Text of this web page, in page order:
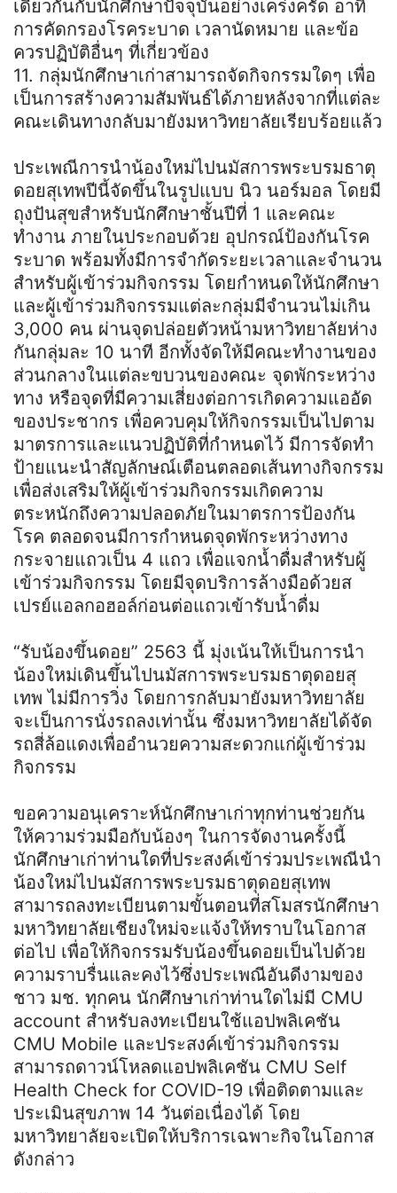
เดียวกันกับนักศึกษาปัจจุบันอย่างเคร่งครัด อาทิ
การคัดกรองโรคระบาด เวลานัดหมาย และข้อ
ควรปฏิบัติอื่นๆ ที่เกี่ยวข้อง
11. กลุ่มนักศึกษาเก่าสามารถจัดกิจกรรมใดๆ เพื่อ
เป็นการสร้างความสัมพันธ์ได้ภายหลังจากที่แต่ละ
คณะเดินทางกลับมายังมหาวิทยาลัยเรียบร้อยแล้ว
ประเพณีการนำน้องใหม่ไปนมัสการพระบรมธาตุ
ดอยสุเทพปีนี้จัดขึ้นในรูปแบบ นิว นอร์มอล โดยมี
ถุงปันสุขสำหรับนักศึกษาชั้นปีที่ 1 และคณะ
ทำงาน ภายในประกอบด้วย อุปกรณ์ป้องกันโรค
ระบาด พร้อมทั้งมีการจำกัดระยะเวลาและจำนวน
สำหรับผู้เข้าร่วมกิจกรรม โดยกำหนดให้นักศึกษา
และผู้เข้าร่วมกิจกรรมแต่ละกลุ่มมีจำนวนไม่เกิน
3,000 คน ผ่านจุดปล่อยตัวหน้ามหาวิทยาลัยห่าง
กันกลุ่มละ 10 นาที อีกทั้งจัดให้มีคณะทำงานของ
ส่วนกลางในแต่ละขบวนของคณะ จุดพักระหว่าง
ทาง หรือจุดที่มีความเสี่ยงต่อการเกิดความแออัด
ของประชากร เพื่อควบคุมให้กิจกรรมเป็นไปตาม
มาตรการและแนวปฏิบัติที่กำหนดไว้ มีการจัดทำ
ป้ายแนะนำสัญลักษณ์เตือนตลอดเส้นทางกิจกรรม
เพื่อส่งเสริมให้ผู้เข้าร่วมกิจกรรมเกิดความ
ตระหนักถึงความปลอดภัยในมาตรการป้องกัน
โรค ตลอดจนมีการกำหนดจุดพักระหว่างทาง
กระจายแถวเป็น 4 แถว เพื่อแจกน้ำดื่มสำหรับผู้
เข้าร่วมกิจกรรม โดยมีจุดบริการล้างมือด้วยส
เปรย์แอลกอฮอล์ก่อนต่อแถวเข้ารับน้ำดื่ม
“รับน้องขึ้นดอย” 2563 นี้ มุ่งเน้นให้เป็นการนำ
น้องใหม่เดินขึ้นไปนมัสการพระบรมธาตุดอยสุ
เทพ ไม่มีการวิ่ง โดยการกลับมายังมหาวิทยาลัย
จะเป็นการนั่งรถลงเท่านั้น ซึ่งมหาวิทยาลัยได้จัด
รถสี่ล้อแดงเพื่ออำนวยความสะดวกแก่ผู้เข้าร่วม
กิจกรรม
ขอความอนุเคราะห์นักศึกษาเก่าทุกท่านช่วยกัน
ให้ความร่วมมือกับน้องๆ ในการจัดงานครั้งนี้
นักศึกษาเก่าท่านใดที่ประสงค์เข้าร่วมประเพณีนำ
น้องใหม่ไปนมัสการพระบรมธาตุดอยสุเทพ
สามารถลงทะเบียนตามขั้นตอนที่สโมสรนักศึกษา
มหาวิทยาลัยเชียงใหม่จะแจ้งให้ทราบในโอกาส
ต่อไป เพื่อให้กิจกรรมรับน้องขึ้นดอยเป็นไปด้วย
ความราบรื่นและคงไว้ซึ่งประเพณีอันดีงามของ
ชาว มช. ทุกคน นักศึกษาเก่าท่านใดไม่มี CMU
account สำหรับลงทะเบียนใช้แอปพลิเคชัน
CMU Mobile และประสงค์เข้าร่วมกิจกรรม
สามารถดาวน์โหลดแอปพลิเคชัน CMU Self
Health Check for COVID-19 เพื่อติดตามและ
ประเมินสุขภาพ 14 วันต่อเนื่องได้ โดย
มหาวิทยาลัยจะเปิดให้บริการเฉพาะกิจในโอกาส
ดังกล่าว